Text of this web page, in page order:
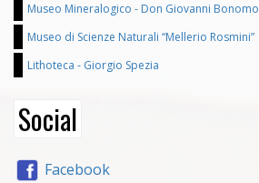
Museo Mineralogico - Don Giovanni Bonomo
Museo di Scienze Naturali “Mellerio Rosmini”
Lithoteca - Giorgio Spezia
Social
Facebook